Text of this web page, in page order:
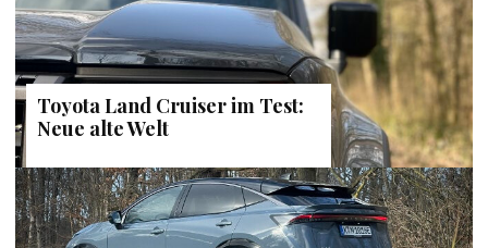
Toyota Land Cruiser im Test:
Neue alte Welt